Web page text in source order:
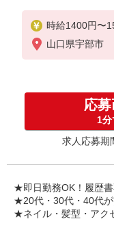
時給1400円〜
※残業代支給
★交通費別途支
入社祝い金10
お友達を紹介
インセンティ
゜・。○。・゜
山口県宇部市
応
1
求人応募期
★即日勤務OK！履歴
★20代・30代・40代
★ネイル・髪型・アク
シエロのスタッフは9